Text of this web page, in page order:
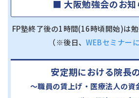
■ 大阪勉強会のお
FP塾終了後の1時間(16時頃開始)は
（※後日、WEBセミナー
安定期における院長
～職員の賃上げ・医療法人の資